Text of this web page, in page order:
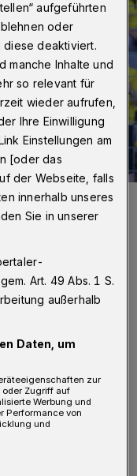
Hans-Joachim
am Zoo.
es:
Wochen noch
geklärt werden
aufgeführten
oder
diese deaktiviert.
manche Inhalte und
so relevant für
wieder aufrufen,
Ihre Einwilligung
Einstellungen am
[oder das
der Webseite, falls
innerhalb unseres
Sie in unserer
Art. 49 Abs. 1 S.
außerhalb
Daten, um
zur
Zugriff auf
Werbung und
Performance von
und